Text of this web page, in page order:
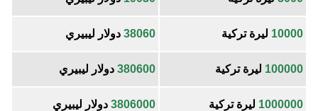
10000 ليرة تركية 38060 دولار ليبيري
100000 ليرة تركية 380600 دولار ليبيري
1000000 ليرة تركية 3806000 دولار ليبيري